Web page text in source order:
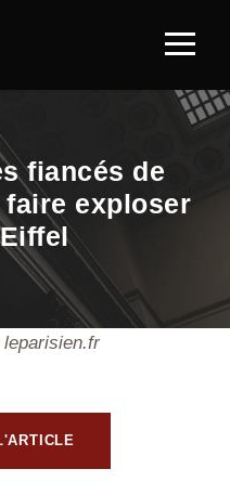
fiancés de
exploser
leparisien.fr